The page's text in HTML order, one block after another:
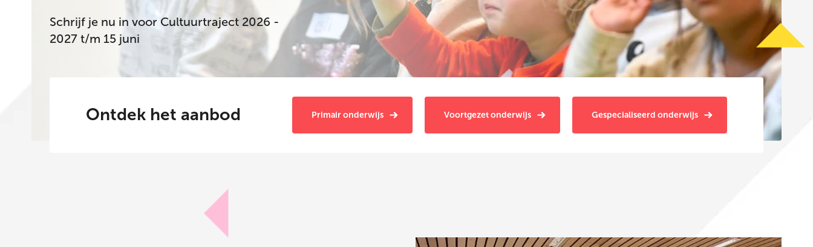
Schrijf je nu in voor Cultuurtraject 2026 -
2027 t/m 15 juni
Ontdek het aanbod Primair onderwijs Voortgezet onderwijs Gespecialiseerd onderwijs